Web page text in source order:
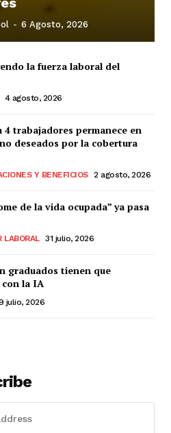
- 6 Agosto, 2026
la fuerza laboral del
4 agosto, 2026
4 trabajadores permanece en
deseados por la cobertura
Y BENEFICIOS 2 agosto, 2026
de la vida ocupada” ya pasa
LABORAL 31 julio, 2026
graduados tienen que
la IA
julio, 2026